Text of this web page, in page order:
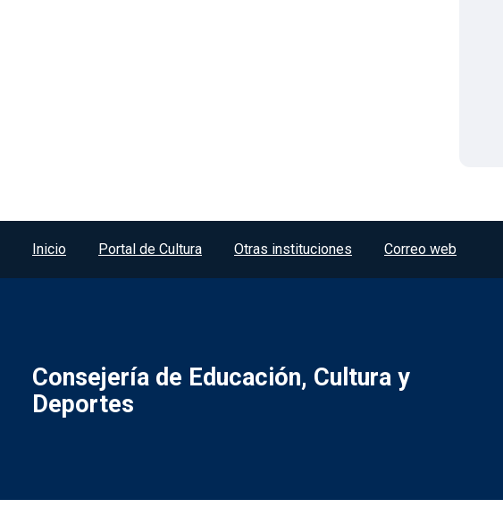
Menú del pie
Inicio Portal de Cultura Otras instituciones Correo web
Consejería de Educación, Cultura y
Deportes